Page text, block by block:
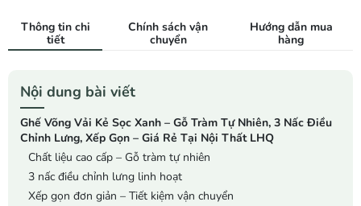
Thông tin chi
tiết
Chính sách vận
chuyển
Hướng dẫn mua
hàng
Nội dung bài viết
Ghế Võng Vải Kẻ Sọc Xanh – Gỗ Tràm Tự Nhiên, 3 Nấc Điều
Chỉnh Lưng, Xếp Gọn – Giá Rẻ Tại Nội Thất LHQ
Chất liệu cao cấp – Gỗ tràm tự nhiên
3 nấc điều chỉnh lưng linh hoạt
Xếp gọn đơn giản – Tiết kiệm vận chuyển